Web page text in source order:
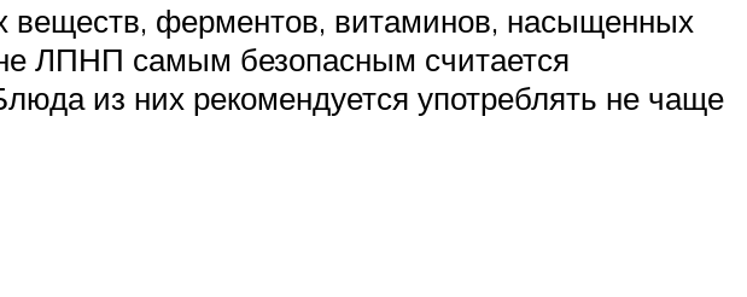
ферментов, витаминов, насыщенных
ЛПНП самым безопасным считается
из них рекомендуется употреблять не чаще